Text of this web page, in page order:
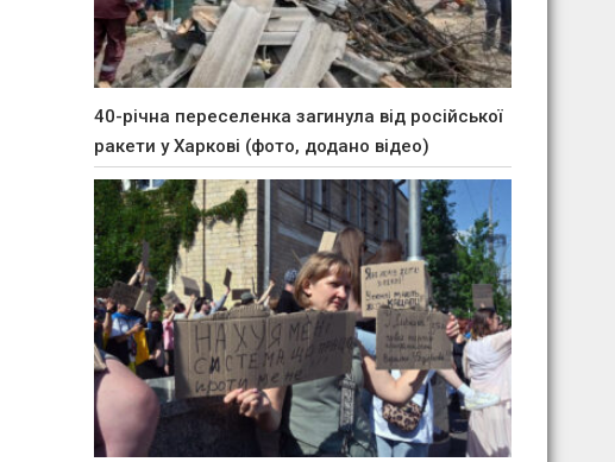
40-річна переселенка загинула від російської
ракети у Харкові (фото, додано відео)